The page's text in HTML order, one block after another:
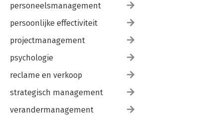
personeelsmanagement
persoonlijke effectiviteit
projectmanagement
psychologie
reclame en verkoop
strategisch management
verandermanagement